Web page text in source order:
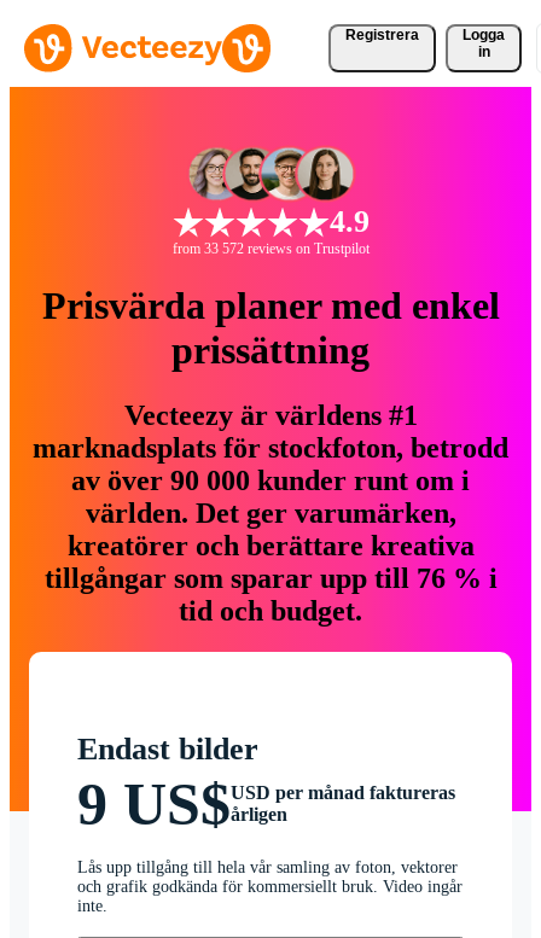
Registrera
Logga
in
4.9
from 33 572 reviews on Trustpilot
Prisvärda planer med enkel
prissättning
Vecteezy är världens #1
marknadsplats för stockfoton, betrodd
av över 90 000 kunder runt om i
världen. Det ger varumärken,
kreatörer och berättare kreativa
tillgångar som sparar upp till 76 % i
tid och budget.
Endast bilder
9 US$USD per månad faktureras
årligen
Lås upp tillgång till hela vår samling av foton, vektorer
och grafik godkända för kommersiellt bruk. Video ingår
inte.